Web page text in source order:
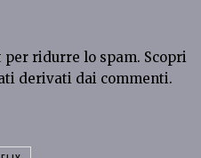
per ridurre lo spam. Scopri
derivati dai commenti.